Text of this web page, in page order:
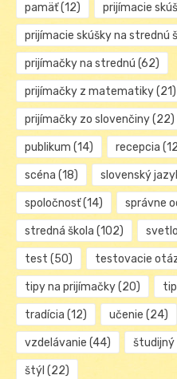
pamäť(12) prijímacie
prijímacie skúšky na strednú
prijímačky na strednú (62)
prijímačky z matematiky(21)
prijímačky zo slovenčiny(22)
publikum (14) recepcia
scéna (18) slovenský
spoločnosť(14) správne
stredná škola (102) svetlo
test (50) testovacie
tipy na prijímačky(20)
tradícia (12) učenie (24)
vzdelávanie (44) študijný
štýl (22)